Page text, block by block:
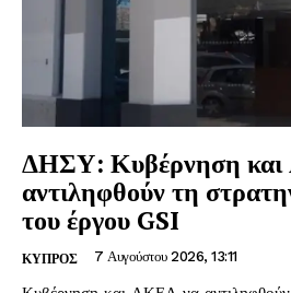
ΔΗΣΥ: Κυβέρνηση
αντιληφθούν τη
του έργου GSI
ΚΥΠΡΟΣ 7 Αυγούστου 2026, 13:11